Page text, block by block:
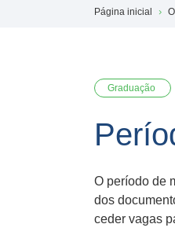
Página inicial
Graduação
O período de
dos
ceder vagas